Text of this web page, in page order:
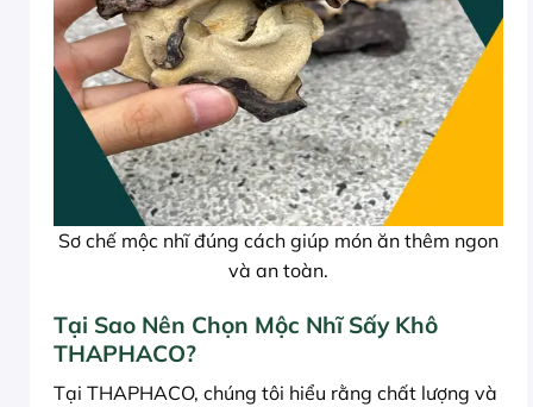
Sơ chế mộc nhĩ đúng cách giúp món ăn thêm ngon
và an toàn.
Tại Sao Nên Chọn Mộc Nhĩ Sấy Khô
THAPHACO?
Tại THAPHACO, chúng tôi hiểu rằng chất lượng và